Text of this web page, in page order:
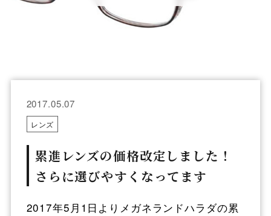
2017.05.07
レンズ
累進レンズの価格改定しました！
さらに選びやすくなってます
2017年5月1日よりメガネランドハラダの累